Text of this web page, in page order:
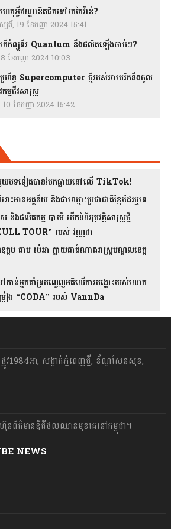
េតុអ្វីឥណ្ឌាខិតជិតទៅរកតៃវ៉ាន់?
បតិ៍, 19 ខែកញ្ញា 2024 15:41
ើកំព្យូទ័រ Quantum នឹងផលិតឡើងឆាប់ៗ?
ខែកញ្ញា 2024 10:03
រព័ន្ធ Supercomputer ថ្មីរបស់អាមេរិកនឹងចូល
ម្មជីវសាស្រ្ត
, 10 ខែកញ្ញា 2024 15:42
បទទៀតបានបែកធ្លាយនៅលើ TikTok!
មានអត្ថន័យ និងជាឈ្មោះប្រជាជាតិខ្មែរដែរឬទេ
ង​ផលិតកម្ម បារមី​ បើកទំព័រប្រវត្តិសាស្ត្រថ្មី
TOUR” របស់ វណ្ណដា
ត្តម ជាម ប៉េអា ក្លាយជាតំណាងរាស្ត្រមណ្ឌលខេត្ត
ន់អ្នកគាំទ្របញ្ចេញមតិលើការបង្ហោះរបស់លោក
រៀង “CODA” រ​​​បស់ VannDa
វ1984អា, សង្កាត់ភ្នំពេញថ្មី, ខ័ណ្ឌសែនសុខ,
ន​ព័ត៌មាន​ឌីជីថលឈាន​មុខ​គេ​នៅ​កម្ពុជា។
NEWS